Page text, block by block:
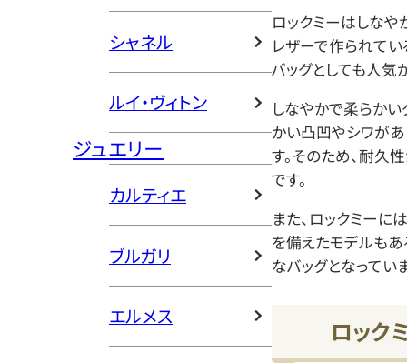
シャネル
ルイ・ヴィトン
ジュエリー
カルティエ
ブルガリ
エルメス
ロックミーはしな
レザーで作られて
バッグとしても人気
しなやかで柔らかい
かい凸凹やシワが
す。そのため、耐久
です。
また、ロックミー
を備えたモデルも
なバッグとなってい
ロック